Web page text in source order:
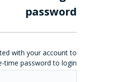
password
with your account to
time password to login.